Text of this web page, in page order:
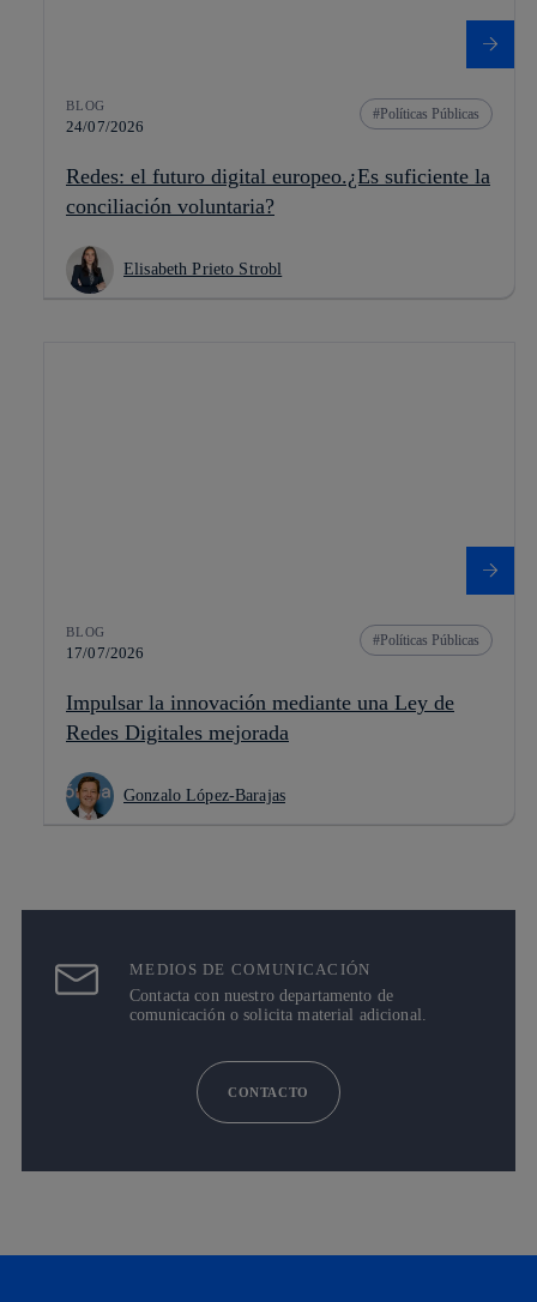
BLOG
24/07/2026
Políticas Públicas
Redes: el futuro digital europeo.¿Es suficiente la
conciliación voluntaria?
Elisabeth Prieto Strobl
BLOG
17/07/2026
Políticas Públicas
Impulsar la innovación mediante una Ley de
Redes Digitales mejorada
Gonzalo López-Barajas
MEDIOS DE COMUNICACIÓN
Contacta con nuestro departamento de
comunicación o solicita material adicional.
CONTACTO